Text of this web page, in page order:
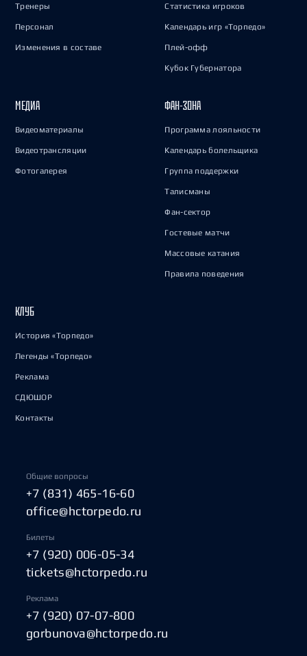
Тренеры
Персонал
Изменения в составе
Статистика игроков
Календарь игр «Торпедо»
Плей-офф
Кубок Губернатора
МЕДИА
Видеоматериалы
Видеотрансляции
Фотогалерея
ФАН-ЗОНА
Программа лояльности
Календарь болельщика
Группа поддержки
Талисманы
Фан-сектор
Гостевые матчи
Массовые катания
Правила поведения
КЛУБ
История «Торпедо»
Легенды «Торпедо»
Реклама
СДЮШОР
Контакты
Общие вопросы
+7 (831) 465-16-60
office@hctorpedo.ru
Билеты
+7 (920) 006-05-34
tickets@hctorpedo.ru
Реклама
+7 (920) 07-07-800
gorbunova@hctorpedo.ru